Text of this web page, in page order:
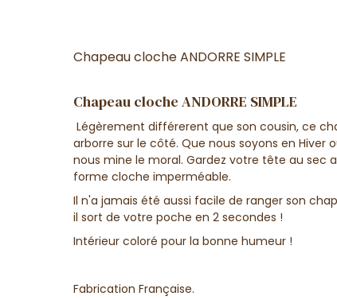
Chapeau cloche ANDORRE SIMPLE
Chapeau cloche ANDORRE SIMPLE
Légèrement différerent que son cousin, ce
arborre sur le côté. Que nous soyons en
nous mine le moral. Gardez votre tête au sec
forme cloche imperméable.
Il n'a jamais été aussi facile de ranger son
il sort de votre poche en 2 secondes !
Intérieur coloré pour la bonne humeur !
Fabrication Française.